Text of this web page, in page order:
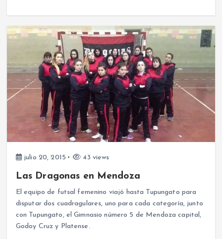
julio 20, 2015 43 views
Las Dragonas en Mendoza
El equipo de futsal femenino viajó hasta Tupungato para
disputar dos cuadragulares, uno para cada categoría, junto
con Tupungato, el Gimnasio número 5 de Mendoza capital,
Godoy Cruz y Platense.